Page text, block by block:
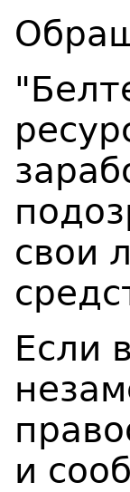
свои
Если
и